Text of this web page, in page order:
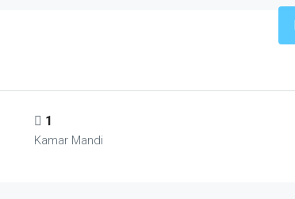
1
Kamar Mandi